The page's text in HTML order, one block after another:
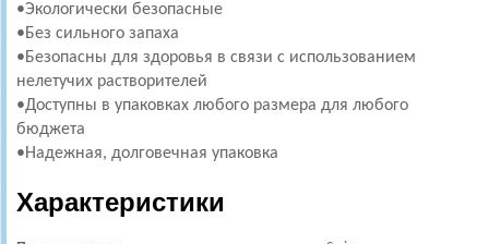
•Экологически безопасные
•Без сильного запаха
•Безопасны для здоровья в связи с использованием
нелетучих растворителей
•Доступны в упаковках любого размера для любого
бюджета
•Надежная, долговечная упаковка
Характеристики